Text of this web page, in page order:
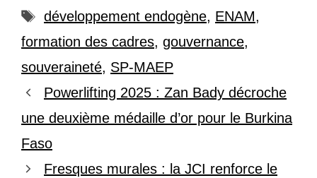
Étiquettes
développement endogène, ENAM,
formation des cadres, gouvernance,
souveraineté, SP-MAEP
Powerlifting 2025 : Zan Bady décroche
une deuxième médaille d’or pour le Burkina
Faso
Fresques murales : la JCI renforce le